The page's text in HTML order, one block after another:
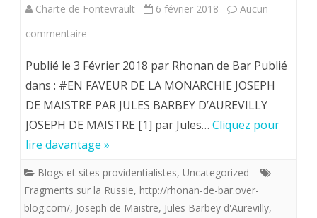
Charte de Fontevrault 6 février 2018
Aucun
commentaire
providentialiste
Joseph
de
par
Publié le 3 Février 2018 par Rhonan de Bar Publié
dans : #EN FAVEUR DE LA MONARCHIE JOSEPH
DE MAISTRE PAR JULES BARBEY D’AUREVILLY
JOSEPH DE MAISTRE [1] par Jules… Cliquez pour
lire davantage »
Blogs et sites providentialistes, Uncategorized
Fragments sur la Russie, http://rhonan-de-bar.over-
blog.com/, Joseph de Maistre, Jules Barbey d'Aurevilly,